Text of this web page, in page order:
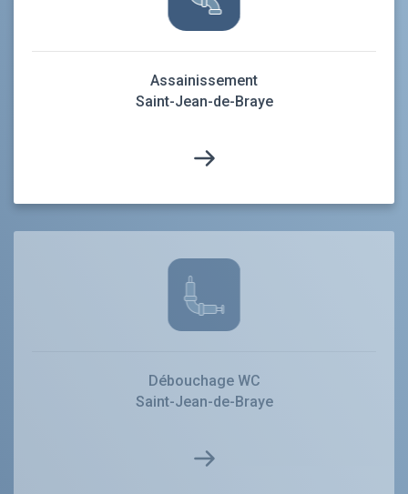
Assainissement
Saint-Jean-de-Braye
Débouchage WC
Saint-Jean-de-Braye